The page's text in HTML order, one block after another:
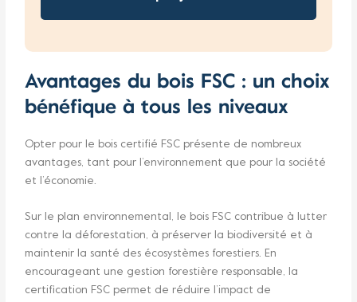
Avantages du bois FSC : un choix
bénéfique à tous les niveaux
Opter pour le bois certifié FSC présente de nombreux
avantages, tant pour l’environnement que pour la société
et l’économie.
Sur le plan environnemental, le bois FSC contribue à lutter
contre la déforestation, à préserver la biodiversité et à
maintenir la santé des écosystèmes forestiers. En
encourageant une gestion forestière responsable, la
certification FSC permet de réduire l’impact de